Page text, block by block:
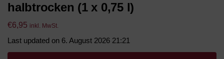
halbtrocken (1 x 0,75 l)
€6,95 inkl. MwSt.
Last updated on 6. August 2026 21:21